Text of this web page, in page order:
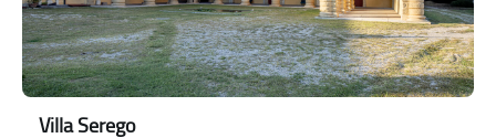
Villa Serego